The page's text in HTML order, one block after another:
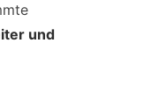
und